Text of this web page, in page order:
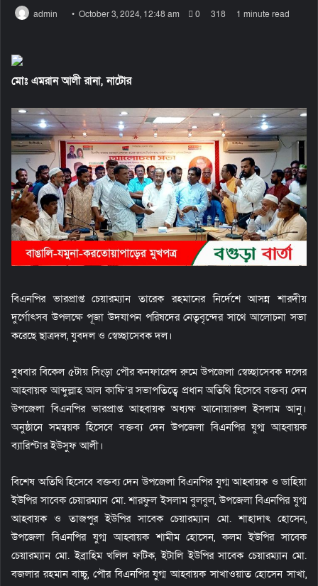
admin
a
e
m
a
i
l
October 3, 2024, 12:48 am 0 318 1 minute read
মোঃ এমরান আলী রানা, নাটোর
বিএনপির ভারপ্রাপ্ত চেয়ারম্যান তারেক রহমানের নির্দেশে আসন্ন শারদীয়
দুর্গোৎসব উপলক্ষে পূজা উদযাপন পরিষদের নেতৃবৃন্দের সাথে আলোচনা সভা
করেছে ছাত্রদল, যুবদল ও স্বেচ্ছাসেবক দল।
বুধবার বিকেল ৫টায় সিংড়া পৌর কনফারেন্স রুমে উপজেলা স্বেচ্ছাসেবক দলের
আহ্বায়ক আব্দুল্লাহ আল কাফি’র সভাপতিত্বে প্রধান অতিথি হিসেবে বক্তব্য দেন
উপজেলা বিএনপির ভারপ্রাপ্ত আহ্বায়ক অধ্যক্ষ আনোয়ারুল ইসলাম আনু।
অনুষ্ঠানে সমন্বয়ক হিসেবে বক্তব্য দেন উপজেলা বিএনপির যুগ্ম আহ্বায়ক
ব্যারিস্টার ইউসুফ আলী।
বিশেষ অতিথি হিসেবে বক্তব্য দেন উপজেলা বিএনপির যুগ্ম আহ্বায়ক ও ডাহিয়া
ইউপির সাবেক চেয়ারম্যান মো. শারফুল ইসলাম বুলবুল, উপজেলা বিএনপির যুগ্ম
আহ্বায়ক ও তাজপুর ইউপির সাবেক চেয়ারম্যান মো. শাহাদাৎ হোসেন,
উপজেলা বিএনপির যুগ্ম আহ্বায়ক শামীম হোসেন, কলম ইউপির সাবেক
চেয়ারম্যান মো. ইব্রাহিম খলিল ফটিক, ইটালি ইউপির সাবেক চেয়ারম্যান মো.
বজলার রহমান বাচ্চু, পৌর বিএনপির যুগ্ম আহ্বায়ক সাখাওয়াত হোসেন সাখা,